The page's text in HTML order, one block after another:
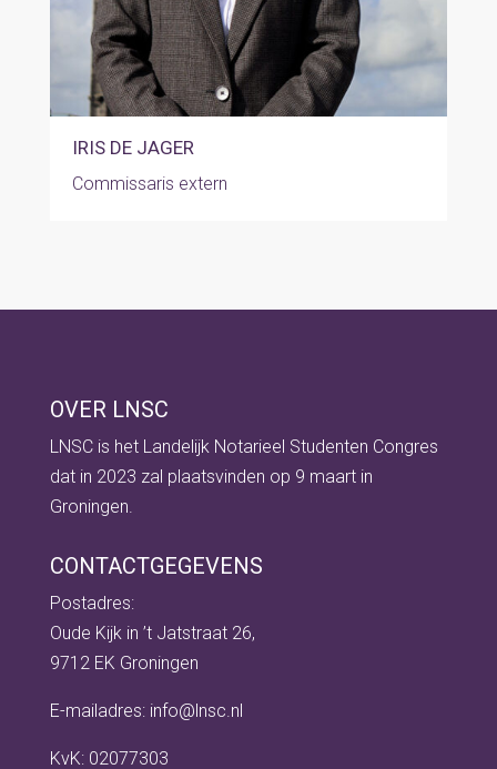
IRIS DE JAGER
Commissaris extern
OVER LNSC
LNSC is het Landelijk Notarieel Studenten Congres
dat in 2023 zal plaatsvinden op 9 maart in
Groningen.
CONTACTGEGEVENS
Postadres:
Oude Kijkin ’t Jatstraat 26,
9712 EK Groningen
E-mailadres: info@lnsc.nl
KvK: 02077303